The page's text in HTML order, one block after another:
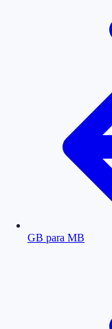
GB para MB